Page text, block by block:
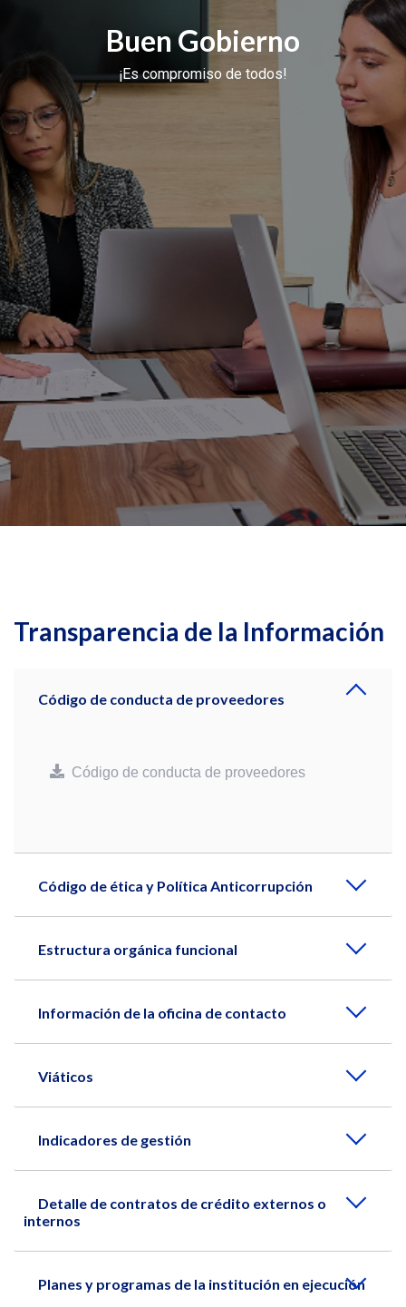
Buen Gobierno
¡Es compromiso de todos!
Transparencia de la Información
Código de conducta de proveedores
Código de conducta de proveedores
Código de ética y Política Anticorrupción
Estructura orgánica funcional
Información de la oficina de contacto
Viáticos
Indicadores de gestión
Detalle de contratos de crédito externos o
internos
Planes y programas de la institución en ejecución